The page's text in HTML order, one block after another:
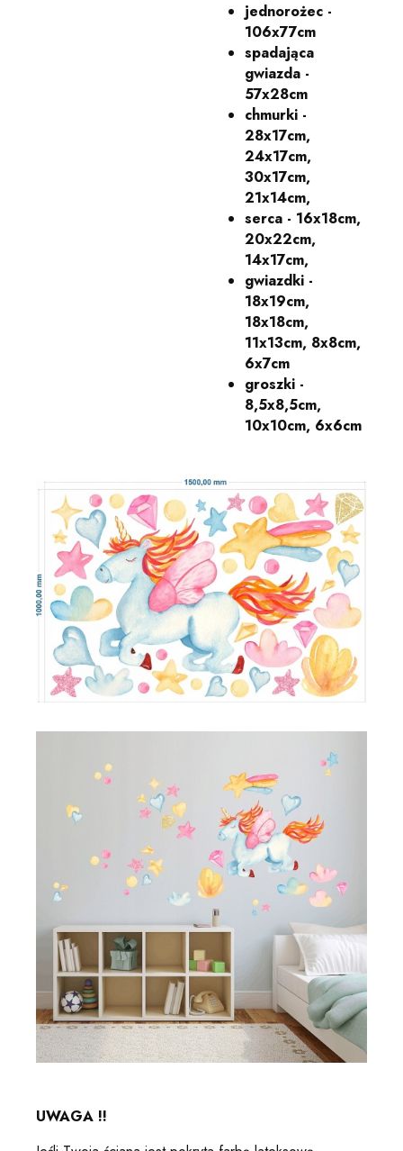
jednorożec -
106x77cm
spadająca
gwiazda -
57x28cm
chmurki -
28x17cm,
24x17cm,
30x17cm,
21x14cm,
serca - 16x18cm,
20x22cm,
14x17cm,
gwiazdki -
18x19cm,
18x18cm,
11x13cm, 8x8cm,
6x7cm
groszki -
8,5x8,5cm,
10x10cm, 6x6cm
UWAGA !!